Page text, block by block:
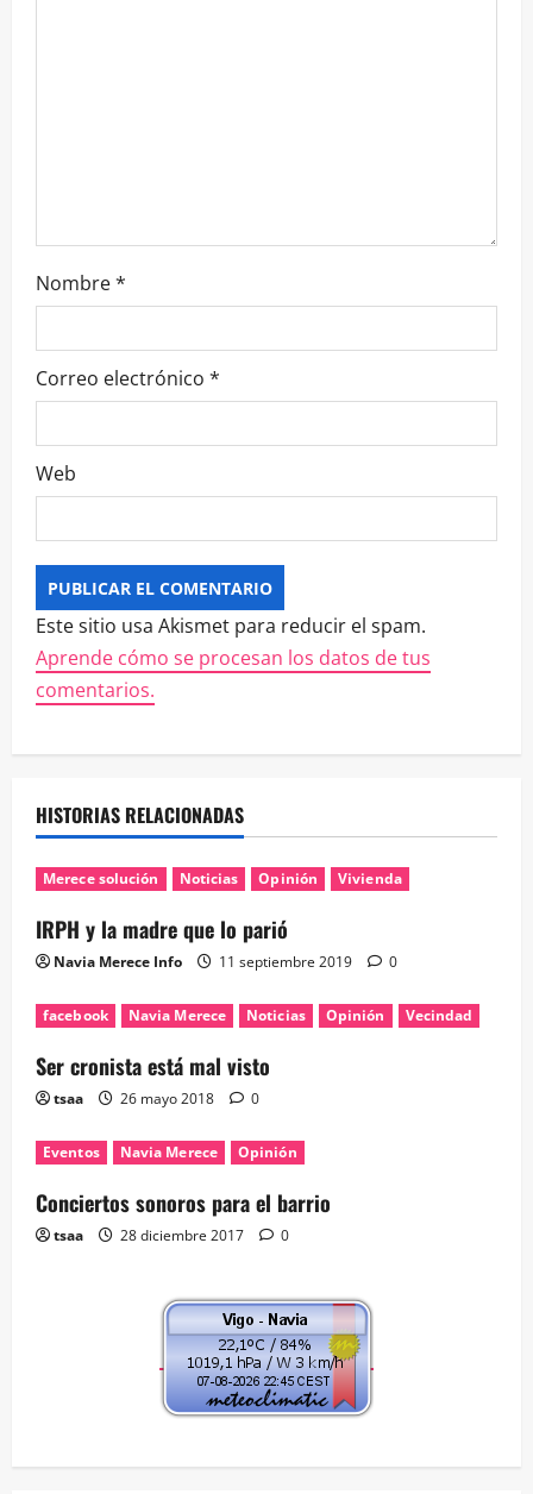
Nombre*
Correo electrónico *
Web
Este sitio usa Akismet para reducir el spam.
Aprende cómo se procesan los datos de tus
comentarios.
HISTORIAS RELACIONADAS
Merece solución Noticias Opinión Vivienda
IRPH y la madre que lo parió
Navia Merece Info 11 septiembre 2019 0
facebook Navia Merece Noticias Opinión Vecindad
Ser cronista está mal visto
tsaa 26 mayo 2018 0
Eventos Navia Merece Opinión
Conciertos sonoros para el barrio
tsaa 28 diciembre 2017 0